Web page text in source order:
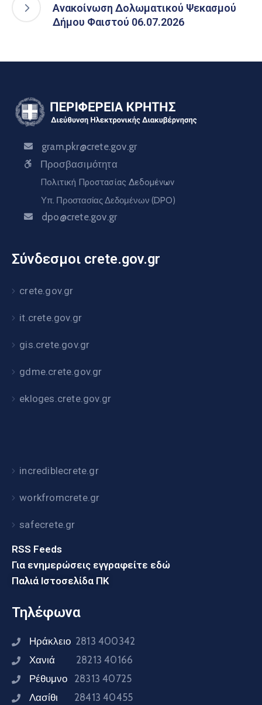
Ανακοίνωση Δολωματικού Ψεκασμού
Δήμου Φαιστού 06.07.2026
gram.pkr@crete.gov.gr
Προσβασιμότητα
Πολιτική Προστασίας Δεδομένων
Υπ. Προστασίας Δεδομένων (DPO)
dpo@crete.gov.gr
Σύνδεσμοι crete.gov.gr
crete.gov.gr
it.crete.gov.gr
gis.crete.gov.gr
gdme.crete.gov.gr
ekloges.crete.gov.gr
incrediblecrete.gr
workfromcrete.gr
safecrete.gr
RSS Feeds
Για ενημερώσεις εγγραφείτε εδώ
Παλιά Ιστοσελίδα ΠΚ
Τηλέφωνα
Ηράκλειο 2813 400342
Χανιά 28213 40166
Ρέθυμνο 28313 40725
Λασίθι 28413 40455